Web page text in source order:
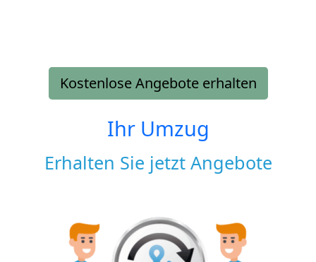
Kostenlose Angebote erhalten
Ihr Umzug
Erhalten Sie jetzt Angebote